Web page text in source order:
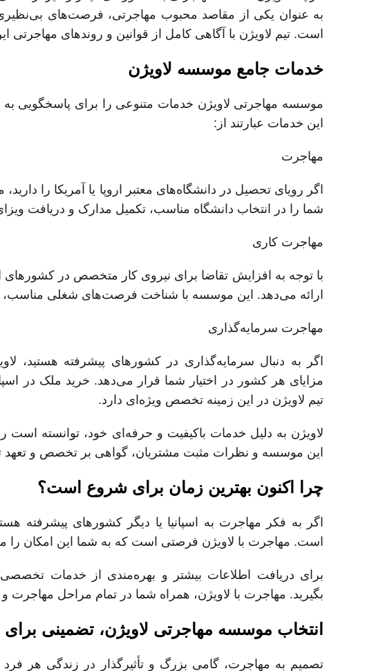
به عنوان یکی از مقاصد محبوب مهاجرتی، فرصت‌های
است. تیم لاویژن با آگاهی کامل از قوانین و روندهای
خدمات جامع موسسه لاویژن
موسسه مهاجرتی لاویژن خدمات متنوعی را برای پاسخگویی به
این خدمات عبارتند از:
مهاجرت
اگر رویای تحصیل در دانشگاه‌های معتبر اروپا یا آمریکا را
شما را در انتخاب دانشگاه مناسب، تکمیل مدارک و دریافت
مهاجرت کاری
با توجه به افزایش تقاضا برای نیروی کار متخصص در کشورهای
ارائه می‌دهد. این موسسه با شناخت فرصت‌های شغلی مناسب،
مهاجرت سرمایه‌گذاری
اگر به دنبال سرمایه‌گذاری در کشورهای پیشرفته هستید،
مزایای هر کشور در اختیار شما قرار می‌دهد. خرید ملک در
تیم لاویژن در این زمینه تخصص ویژه‌ای دارد.
لاویژن به دلیل خدمات باکیفیت و حرفه‌ای خود، توانسته
این موسسه و نظرات مثبت مشتریان، گواهی بر تخصص و تعهد
چرا اکنون بهترین زمان برای شروع است؟
اگر به فکر مهاجرت به اسپانیا یا دیگر کشورهای پیشرفته
است. مهاجرت با لاویژن فرصتی است که به شما این امکان را
برای دریافت اطلاعات بیشتر و بهره‌مندی از خدمات
بگیرید. مهاجرت با لاویژن، همراه شما در تمام مراحل مهاجرت
انتخاب موسسه مهاجرتی لاویژن، تضمینی
تصمیم به مهاجرت، گامی بزرگ و تأثیرگذار در زندگی هر